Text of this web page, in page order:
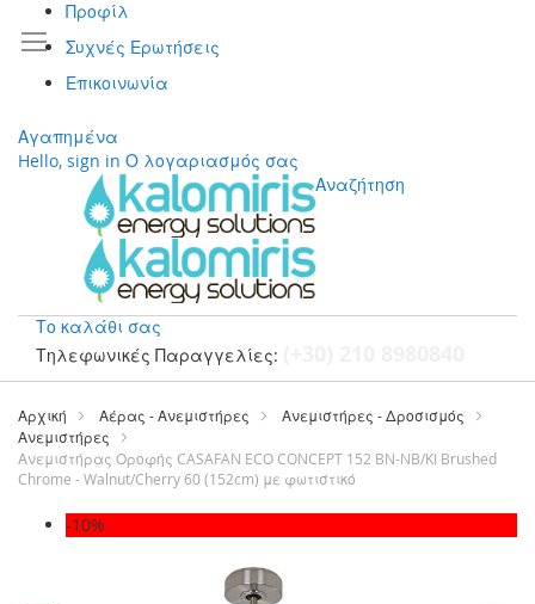
Προφίλ
Συχνές Ερωτήσεις
Επικοινωνία
Αγαπημένα
Hello, sign in Ο λογαριασμός σας
Αναζήτηση
Το καλάθι σας
Τηλεφωνικές Παραγγελίες:
Μετάβαση
περιεχόμενο
Αρχική Αέρας - Ανεμιστήρες
Ανεμιστήρες - Δροσισμός
Ανεμιστήρες
Ανεμιστήρας Οροφής CASAFAN ECO CONCEPT 152 BN-NB/KI Brushed
Chrome - Walnut/Cherry 60 (152cm) με φωτιστικό
Μετάβαση
-10%